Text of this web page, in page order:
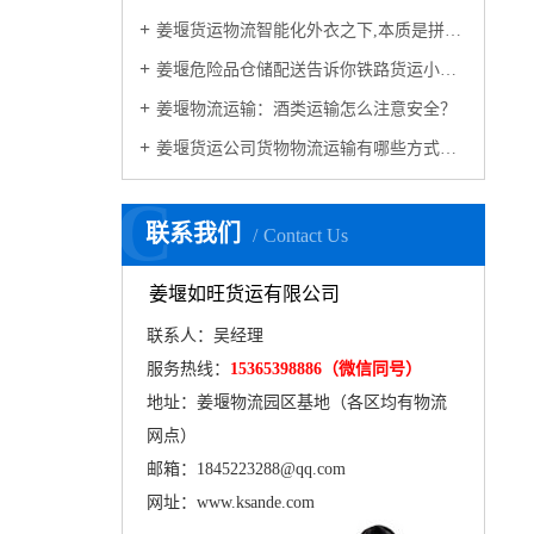
姜堰货运物流智能化外衣之下,本质是拼服务
姜堰危险品仓储配送告诉你铁路货运小常识
姜堰物流运输：酒类运输怎么注意安全？
姜堰货运公司货物物流运输有哪些方式怎么选货物运输?
联系我们 Contact Us
C
姜堰如旺货运有限公司
联系人：吴经理
服务热线： 15365398886（微信同号）
地址：姜堰物流园区基地（各区均有物流
网点）
邮箱：1845223288@qq.com
网址：www.ksande.com